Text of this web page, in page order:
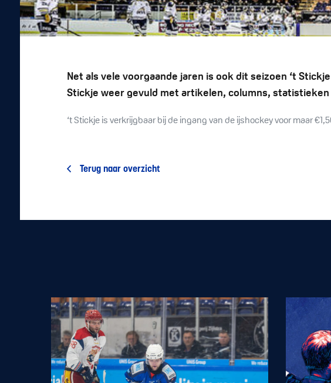
Net als vele voorgaande jaren is ook dit seizoen ‘t
Stickje weer gevuld met artikelen, columns,
‘t Stickje is verkrijgbaar bij de ingang van de ijshockey voor maar
Terug naar overzicht